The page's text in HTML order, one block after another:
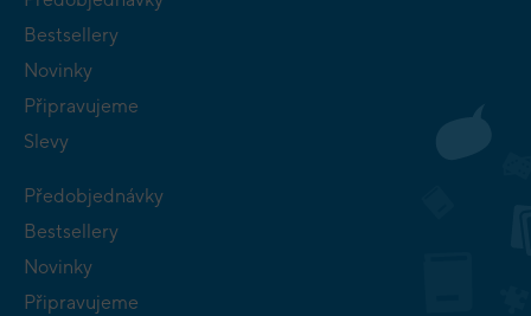
Bestsellery
Novinky
Připravujeme
Slevy
Předobjednávky
Bestsellery
Novinky
Připravujeme